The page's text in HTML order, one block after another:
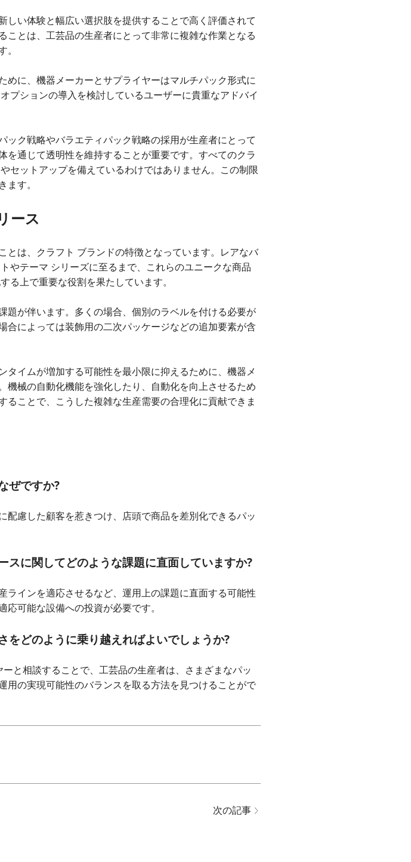
い体験と幅広い選択肢を提供することで高く評価されて
とは、工芸品の生産者にとって非常に複雑な作業となる
に、機器メーカーとサプライヤーはマルチパック形式に
プションの導入を検討しているユーザーに貴重なアドバイ
ク戦略やバラエティパック戦略の採用が生産者にとって
通じて透明性を維持することが重要です。すべてのクラ
セットアップを備えているわけではありません。この制限
す。
ース
は、クラフト ブランドの特徴となっています。レアなバ
やテーマ シリーズに至るまで、これらのユニークな商品
る上で重要な役割を果たしています。
が伴います。多くの場合、個別のラベルを付ける必要が
によっては装飾用の二次パッケージなどの追加要素が含
イムが増加する可能性を最小限に抑えるために、機器メ
械の自動化機能を強化したり、自動化を向上させるため
ことで、こうした複雑な生産需要の合理化に貢献できま
ぜですか?
慮した顧客を惹きつけ、店頭で商品を差別化できるパッ
に関してどのような課題に直面していますか?
インを適応させるなど、運用上の課題に直面する可能性
可能な設備への投資が必要です。
をどのように乗り越えればよいでしょうか?
と相談することで、工芸品の生産者は、さまざまなパッ
の実現可能性のバランスを取る方法を見つけることがで
次の記事